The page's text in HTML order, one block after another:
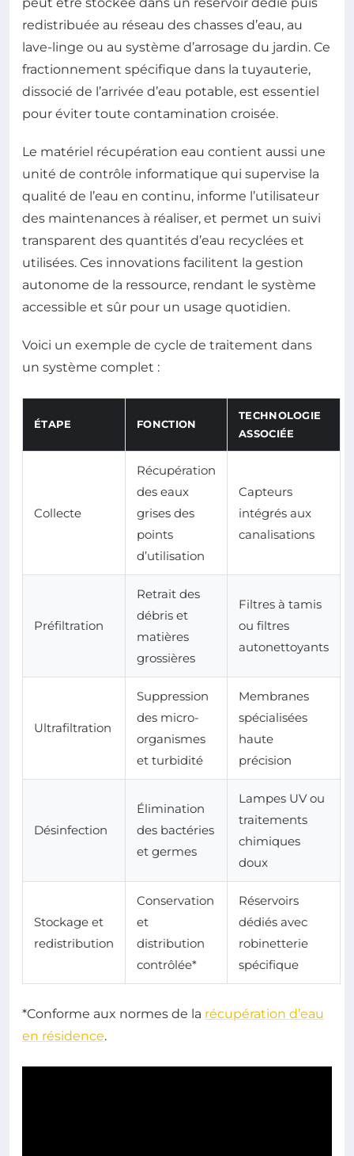
redistribuée au réseau des chasses d’eau, au
lave-linge ou au système d’arrosage du jardin. Ce
fractionnement spécifique dans la tuyauterie,
dissocié de l’arrivée d’eau potable, est essentiel
pour éviter toute contamination croisée.
Le matériel récupération eau contient aussi une
unité de contrôle informatique qui supervise la
qualité de l’eau en continu, informe l’utilisateur
des maintenances à réaliser, et permet un suivi
transparent des quantités d’eau recyclées et
utilisées. Ces innovations facilitent la gestion
autonome de la ressource, rendant le système
accessible et sûr pour un usage quotidien.
Voici un exemple de cycle de traitement dans
un système complet :
ÉTAPE FONCTION
TECHNOLOGIE
ASSOCIÉE
Collecte
Récupération
des eaux
grises des
points
d’utilisation
Capteurs
intégrés aux
canalisations
Préfiltration
Retrait des
débris et
matières
grossières
Filtres à tamis
ou filtres
autonettoyants
Ultrafiltration
Suppression
des micro-
organismes
et turbidité
Membranes
spécialisées
haute
précision
Désinfection
Élimination
des bactéries
et germes
Lampes UV ou
traitements
chimiques
doux
Stockage et
redistribution
Conservation
et
distribution
contrôlée*
Réservoirs
dédiés avec
robinetterie
spécifique
*Conforme aux normes de la récupération d’eau
en résidence.